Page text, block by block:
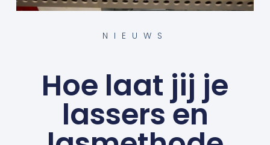
NIEUWS
Hoe laat jij je
lassers en